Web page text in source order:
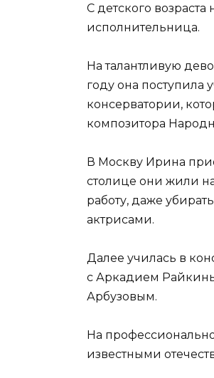
С детского
исполнительница.
На талантливую
году она
консерватории,
композитора
В Москву Ирина
столице они жили
работу, даже
актрисами.
Далее училась в
с Аркадием
Арбузовым.
На
известными